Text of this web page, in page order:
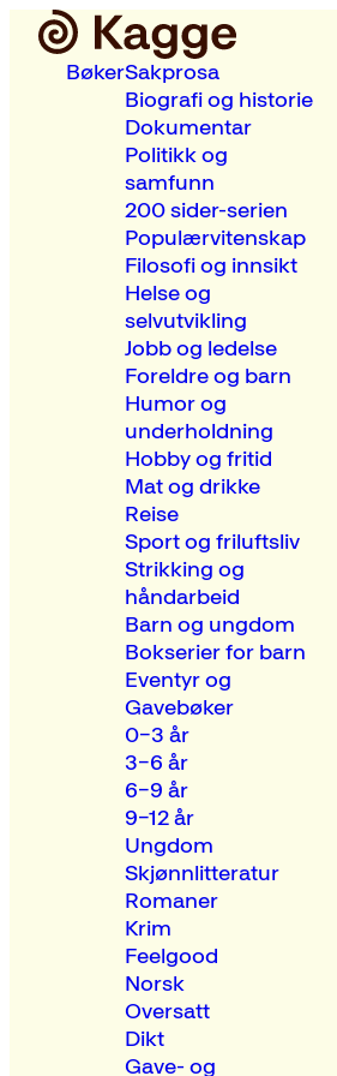
BøkerSakprosa
Biografi og historie
Dokumentar
Politikk og
samfunn
200 sider-serien
Populærvitenskap
Filosofi og innsikt
Helse og
selvutvikling
Jobb og ledelse
Foreldre og barn
Humor og
underholdning
Hobby og fritid
Mat og drikke
Reise
Sport og friluftsliv
Strikking og
håndarbeid
Barn og ungdom
Bokserier for barn
Eventyr og
Gavebøker
0–3 år
3–6 år
6–9 år
9–12 år
Ungdom
Skjønnlitteratur
Romaner
Krim
Feelgood
Norsk
Oversatt
Dikt
Gave- og